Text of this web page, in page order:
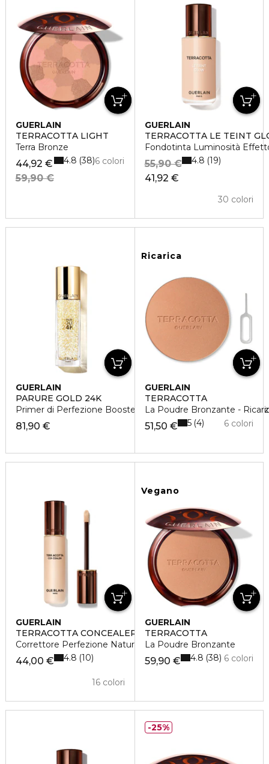
GUERLAIN
TERRACOTTA LIGHT
Terra Bronze
44,92 €
59,90 €
6 colori
4.8 38
GUERLAIN
TERRACOTTA LE TEINT
Fondotinta Luminosità
41,92 €
55,90 €
30 colori
4.8 19
GUERLAIN
PARURE GOLD 24K
Primer di Perfezione Booster di Luminosità 24 Ore di
81,90 €
Ricarica
GUERLAIN
TERRACOTTA
La Poudre Bronzante -
51,50 € 6 colori
5 4
GUERLAIN
TERRACOTTA CONCEALER
Correttore Perfezione Naturale Tenuta 24 Ore - No Transfer
44,00 €
16 colori
4.8 10
Vegano
GUERLAIN
TERRACOTTA
La Poudre Bronzante
59,90 € 6 colori
4.8 38
25%